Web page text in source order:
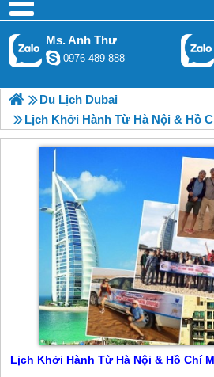
Ms. Anh Thư
0976 489 888
Du Lịch Dubai
Lịch Khởi Hành Từ Hà Nội & Hồ
Lịch Khởi Hành Từ Hà Nội & Hồ Chí